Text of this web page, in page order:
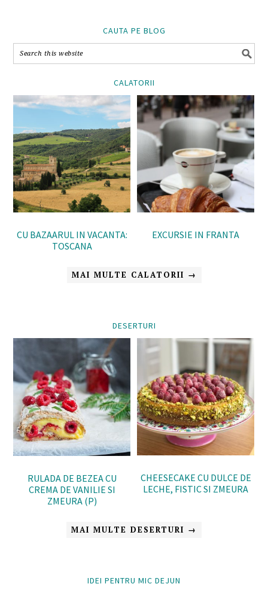
CAUTA PE BLOG
CALATORII
CU BAZAARUL IN VACANTA:
TOSCANA
EXCURSIE IN FRANTA
MAI MULTE CALATORII →
DESERTURI
RULADA DE BEZEA CU
CREMA DE VANILIE SI
ZMEURA (P)
CHEESECAKE CU DULCE DE
LECHE, FISTIC SI ZMEURA
MAI MULTE DESERTURI →
IDEI PENTRU MIC DEJUN